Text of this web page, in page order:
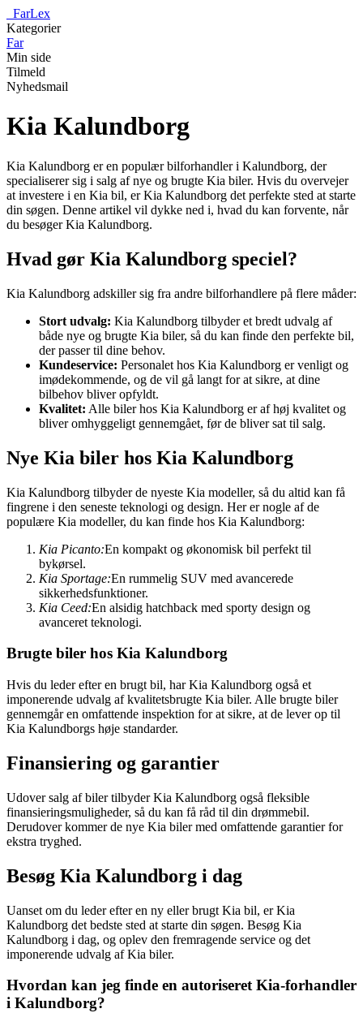
FarLex
Kategorier
Far
Min side
Tilmeld
Nyhedsmail
Kia Kalundborg
Kia Kalundborg er en populær bilforhandler i Kalundborg, der
specialiserer sig i salg af nye og brugte Kia biler. Hvis du overvejer
at investere i en Kia bil, er Kia Kalundborg det perfekte sted at starte
din søgen. Denne artikel vil dykke ned i, hvad du kan forvente, når
du besøger Kia Kalundborg.
Hvad gør Kia Kalundborg speciel?
Kia Kalundborg adskiller sig fra andre bilforhandlere på flere måder:
Stort udvalg: Kia Kalundborg tilbyder et bredt udvalg af
både nye og brugte Kia biler, så du kan finde den perfekte bil,
der passer til dine behov.
Kundeservice: Personalet hos Kia Kalundborg er venligt og
imødekommende, og de vil gå langt for at sikre, at dine
bilbehov bliver opfyldt.
Kvalitet: Alle biler hos Kia Kalundborg er af høj kvalitet og
bliver omhyggeligt gennemgået, før de bliver sat til salg.
Nye Kia biler hos Kia Kalundborg
Kia Kalundborg tilbyder de nyeste Kia modeller, så du altid kan få
fingrene i den seneste teknologi og design. Her er nogle af de
populære Kia modeller, du kan finde hos Kia Kalundborg:
Kia Picanto:En kompakt og økonomisk bil perfekt til
bykørsel.
Kia Sportage:En rummelig SUV med avancerede
sikkerhedsfunktioner.
Kia Ceed:En alsidig hatchback med sporty design og
avanceret teknologi.
Brugte biler hos Kia Kalundborg
Hvis du leder efter en brugt bil, har Kia Kalundborg også et
imponerende udvalg af kvalitetsbrugte Kia biler. Alle brugte biler
gennemgår en omfattende inspektion for at sikre, at de lever op til
Kia Kalundborgs høje standarder.
Finansiering og garantier
Udover salg af biler tilbyder Kia Kalundborg også fleksible
finansieringsmuligheder, så du kan få råd til din drømmebil.
Derudover kommer de nye Kia biler med omfattende garantier for
ekstra tryghed.
Besøg Kia Kalundborg i dag
Uanset om du leder efter en ny eller brugt Kia bil, er Kia
Kalundborg det bedste sted at starte din søgen. Besøg Kia
Kalundborg i dag, og oplev den fremragende service og det
imponerende udvalg af Kia biler.
Hvordan kan jeg finde en autoriseret Kia-forhandler
i Kalundborg?